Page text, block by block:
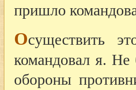
пришло
Осуществить
командовал я. Не
обороны